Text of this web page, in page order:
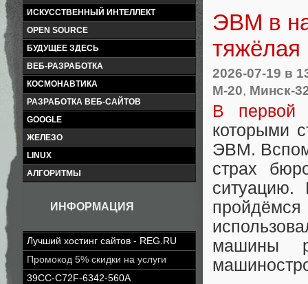
ИСКУССТВЕННЫЙ ИНТЕЛЛЕКТ
OPEN SOURCE
БУДУЩЕЕ ЗДЕСЬ
ВЕБ-РАЗРАБОТКА
КОСМОНАВТИКА
РАЗРАБОТКА ВЕБ-САЙТОВ
GOOGLE
ЖЕЛЕЗО
LINUX
АЛГОРИТМЫ
ИНФОРМАЦИЯ
Лучший хостинг сайтов - REG.RU
Промокод 5% скидки на услуги
39CC-C72F-6342-560A
ЭВМ в
тяжёлая
2026-07-19 в
М-20, Минск-
В первой
которыми
ЭВМ.
страх
машины